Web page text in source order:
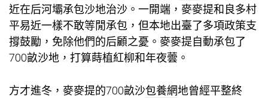
近在后河壩承包沙地治沙。一開端，麥麥提和良多村
平易近一樣不敢等閒承包，但本地出臺了多項政策支
撐鼓勵，免除他們的后顧之憂。麥麥提自動承包了
700畝沙地，打算蒔植紅柳和年夜蕓。
方才進冬，麥麥提的700畝沙包養網地曾經平整終